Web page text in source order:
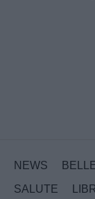
NEWS
SALUTE
LIBRI